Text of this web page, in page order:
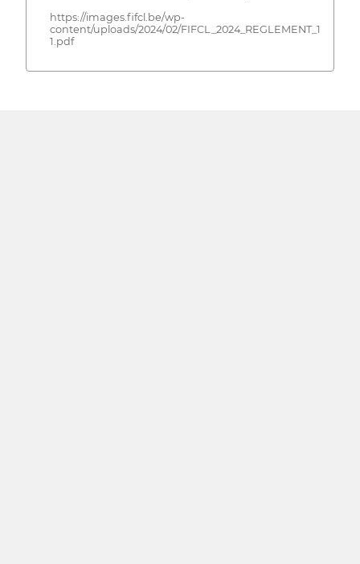
https://images.fifcl.be/wp-
content/uploads/2024/02/
1.pdf